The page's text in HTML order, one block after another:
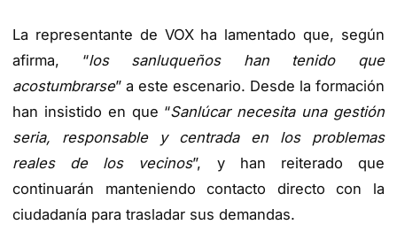
La representante de VOX ha lamentado que, según
afirma, “los sanluqueños han tenido que
acostumbrarse” a este escenario. Desde la formación
han insistido en que “Sanlúcar necesita una gestión
seria, responsable y centrada en los problemas
reales de los vecinos”, y han reiterado que
continuarán manteniendo contacto directo con la
ciudadanía para trasladar sus demandas.